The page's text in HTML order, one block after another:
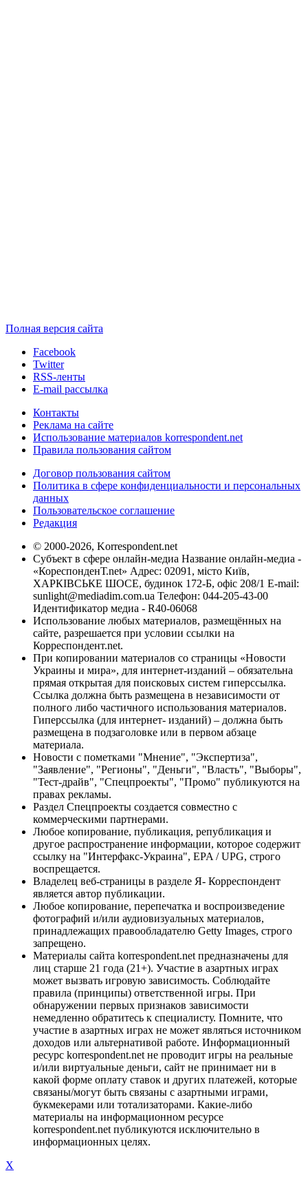
Полная версия сайта
Facebook
Twitter
RSS-ленты
E-mail рассылка
Контакты
Реклама на сайте
Использование материалов korrespondent.net
Правила пользования сайтом
Договор пользования сайтом
Политика в сфере конфиденциальности и персональных
данных
Пользовательское соглашение
Редакция
© 2000-2026, Korrespondent.net
Субъект в сфере онлайн-медиа Название онлайн-медиа -
«КореспонденТ.net» Адрес: 02091, місто Київ,
ХАРКІВСЬКЕ ШОСЕ, будинок 172-Б, офіс 208/1 E-mail:
sunlight@mediadim.com.ua Телефон: 044-205-43-00
Идентификатор медиа - R40-06068
Использование любых материалов, размещённых на
сайте, разрешается при условии ссылки на
Корреспондент.net.
При копировании материалов со страницы «Новости
Украины и мира», для интернет-изданий – обязательна
прямая открытая для поисковых систем гиперссылка.
Ссылка должна быть размещена в независимости от
полного либо частичного использования материалов.
Гиперссылка (для интернет- изданий) – должна быть
размещена в подзаголовке или в первом абзаце
материала.
Новости с пометками "Мнение", "Экспертиза",
"Заявление", "Регионы", "Деньги", "Власть", "Выборы",
"Тест-драйв", "Спецпроекты", "Промо" публикуются на
правах рекламы.
Раздел Спецпроекты создается совместно с
коммерческими партнерами.
Любое копирование, публикация, републикация и
другое распространение информации, которое содержит
ссылку на "Интерфакс-Украина", EPA / UPG, строго
воспрещается.
Владелец веб-страницы в разделе Я- Корреспондент
является автор публикации.
Любое копирование, перепечатка и воспроизведение
фотографий и/или аудиовизуальных материалов,
принадлежащих правообладателю Getty Images, строго
запрещено.
Материалы сайта korrespondent.net предназначены для
лиц старше 21 года (21+). Участие в азартных играх
может вызвать игровую зависимость. Соблюдайте
правила (принципы) ответственной игры. При
обнаружении первых признаков зависимости
немедленно обратитесь к специалисту. Помните, что
участие в азартных играх не может являться источником
доходов или альтернативой работе. Информационный
ресурс korrespondent.net не проводит игры на реальные
и/или виртуальные деньги, сайт не принимает ни в
какой форме оплату ставок и других платежей, которые
связаны/могут быть связаны с азартными играми,
букмекерами или тотализаторами. Какие-либо
материалы на информационном ресурсе
korrespondent.net публикуются исключительно в
информационных целях.
X